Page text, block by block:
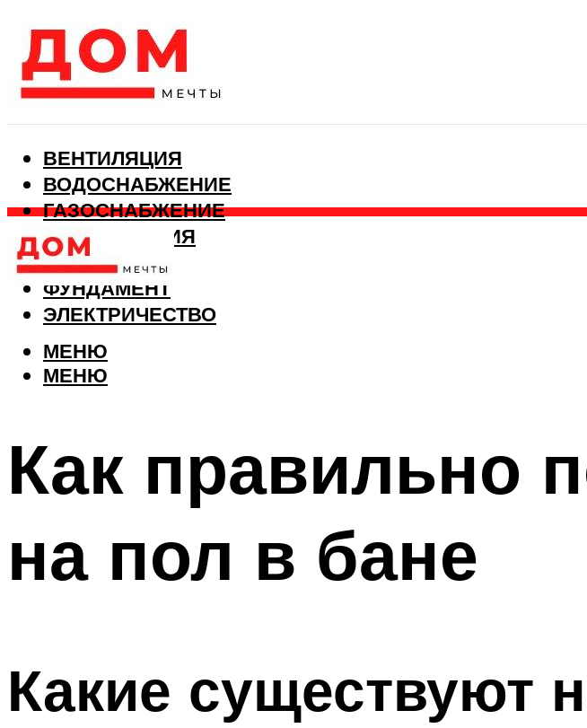
ВЕНТИЛЯЦИЯ
ВОДОСНАБЖЕНИЕ
ГАЗОСНАБЖЕНИЕ
КАНАЛИЗАЦИЯ
ОТОПЛЕНИЕ
ФУНДАМЕНТ
ЭЛЕКТРИЧЕСТВО
МЕНЮ
МЕНЮ
Как правильно
на пол в бане
Какие существуют